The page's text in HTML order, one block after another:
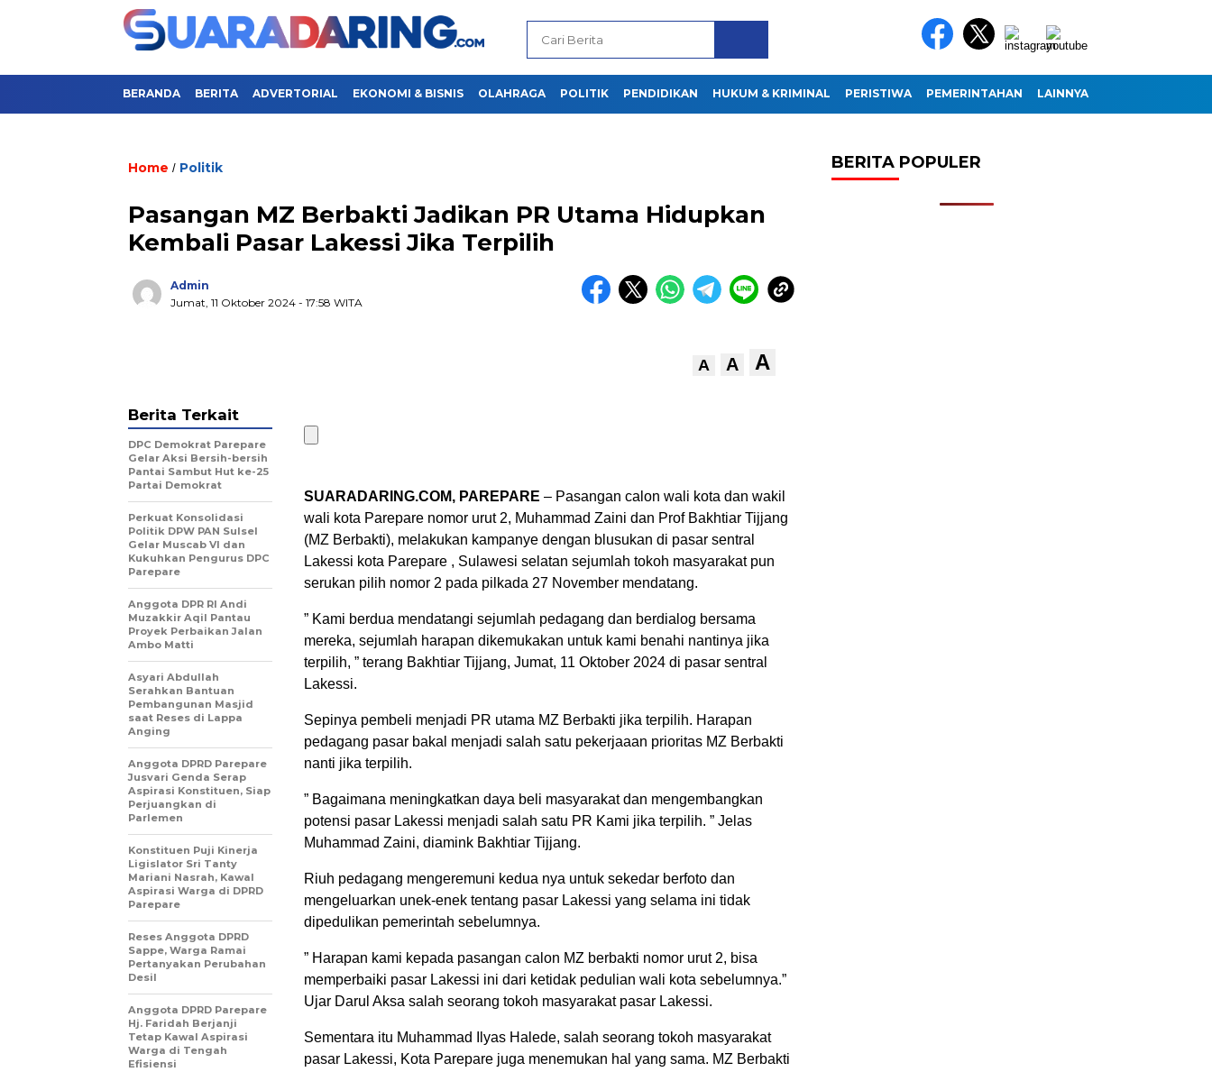
BERANDA BERITA ADVERTORIAL EKONOMI & BISNIS OLAHRAGA POLITIK PENDIDIKAN HUKUM & KRIMINAL PERISTIWA PEMERINTAHAN LAINNYA
Home / Politik
Pasangan MZ Berbakti Jadikan PR Utama Hidupkan
Kembali Pasar Lakessi Jika Terpilih
Admin
Jumat, 11 Oktober 2024 - 17:58 WITA
A A A
SUARADARING.COM, PAREPARE – Pasangan calon wali kota dan wakil
wali kota Parepare nomor urut 2, Muhammad Zaini dan Prof Bakhtiar Tijjang
(MZ Berbakti), melakukan kampanye dengan blusukan di pasar sentral
Lakessi kota Parepare , Sulawesi selatan sejumlah tokoh masyarakat pun
serukan pilih nomor 2 pada pilkada 27 November mendatang.
” Kami berdua mendatangi sejumlah pedagang dan berdialog bersama
mereka, sejumlah harapan dikemukakan untuk kami benahi nantinya jika
terpilih, ” terang Bakhtiar Tijjang, Jumat, 11 Oktober 2024 di pasar sentral
Lakessi.
Sepinya pembeli menjadi PR utama MZ Berbakti jika terpilih. Harapan
pedagang pasar bakal menjadi salah satu pekerjaaan prioritas MZ Berbakti
nanti jika terpilih.
” Bagaimana meningkatkan daya beli masyarakat dan mengembangkan
potensi pasar Lakessi menjadi salah satu PR Kami jika terpilih. ” Jelas
Muhammad Zaini, diamink Bakhtiar Tijjang.
Riuh pedagang mengeremuni kedua nya untuk sekedar berfoto dan
mengeluarkan unek-enek tentang pasar Lakessi yang selama ini tidak
dipedulikan pemerintah sebelumnya.
” Harapan kami kepada pasangan calon MZ berbakti nomor urut 2, bisa
memperbaiki pasar Lakessi ini dari ketidak pedulian wali kota sebelumnya.”
Ujar Darul Aksa salah seorang tokoh masyarakat pasar Lakessi.
Sementara itu Muhammad Ilyas Halede, salah seorang tokoh masyarakat
pasar Lakessi, Kota Parepare juga menemukan hal yang sama. MZ Berbakti
Berita Terkait
DPC Demokrat Parepare
Gelar Aksi Bersih-bersih
Pantai Sambut Hut ke-25
Partai Demokrat
Perkuat Konsolidasi
Politik DPW PAN Sulsel
Gelar Muscab VI dan
Kukuhkan Pengurus DPC
Parepare
Anggota DPR RI Andi
Muzakkir Aqil Pantau
Proyek Perbaikan Jalan
Ambo Matti
Asyari Abdullah
Serahkan Bantuan
Pembangunan Masjid
saat Reses di Lappa
Anging
Anggota DPRD Parepare
Jusvari Genda Serap
Aspirasi Konstituen, Siap
Perjuangkan di
Parlemen
Konstituen Puji Kinerja
Ligislator Sri Tanty
Mariani Nasrah, Kawal
Aspirasi Warga di DPRD
Parepare
Reses Anggota DPRD
Sappe, Warga Ramai
Pertanyakan Perubahan
Desil
Anggota DPRD Parepare
Hj. Faridah Berjanji
Tetap Kawal Aspirasi
Warga di Tengah
Efisiensi
BERITA POPULER